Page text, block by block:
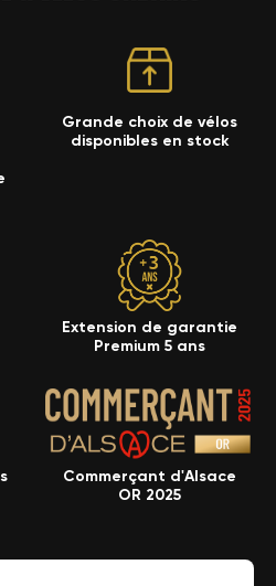
Grande choix de vélos
disponibles en stock
Extension de garantie
Premium 5 ans
Commerçant d'Alsace
OR 2025